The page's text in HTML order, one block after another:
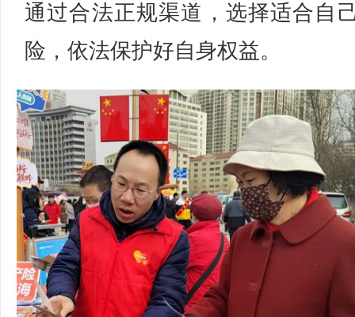
通过合法正规渠道，选择适合自
险，依法保护好自身权益。